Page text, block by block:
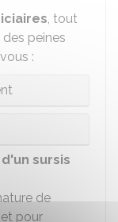
, tout
peines
:
sursis
de
pour